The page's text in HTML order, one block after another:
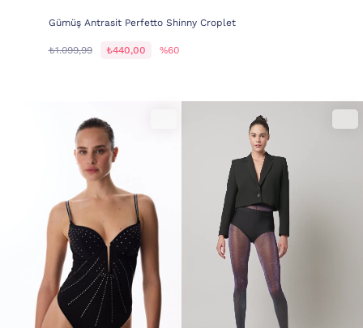
Gümüş Antrasit Perfetto Shinny Croplet
₺1.099,99 ₺440,00 %60